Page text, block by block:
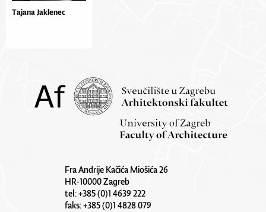
Tajana Jaklenec
Fra Andrije Kačića Miošića 26
HR-10000 Zagreb
tel: +385 (0)1 4639 222
faks: +385 (0)1 4828 079